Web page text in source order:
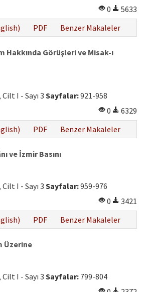
0
5633
PDF Benzer Makaleler
Hakkında Görüşleri ve Misak-ı
I - Sayı 3 Sayfalar:921-958
0
6329
PDF Benzer Makaleler
ve İzmir Basını
I - Sayı 3 Sayfalar:959-976
0
3421
PDF Benzer Makaleler
Üzerine
I - Sayı 3 Sayfalar: 799-804